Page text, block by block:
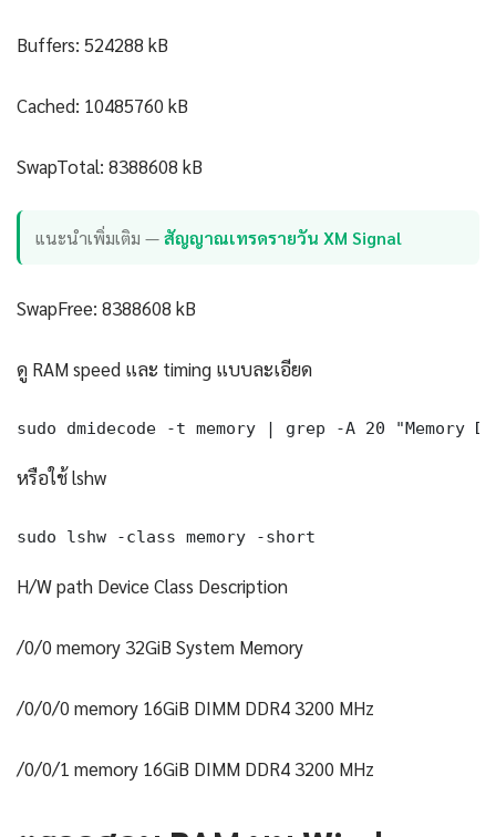
Buffers: 524288 kB
Cached: 10485760 kB
SwapTotal: 8388608 kB
แนะนำเพิ่มเติม —สัญญาณเทรดรายวัน XM Signal
SwapFree: 8388608 kB
ดู RAM speed และ timing แบบละเอียด
sudo dmidecode -t memory | grep -A 20 "Memory
หรือใช้ lshw
sudo lshw -class memory -short
H/W path Device Class Description
/0/0 memory 32GiB System Memory
/0/0/0 memory 16GiB DIMM DDR4 3200 MHz
/0/0/1 memory 16GiB DIMM DDR4 3200 MHz